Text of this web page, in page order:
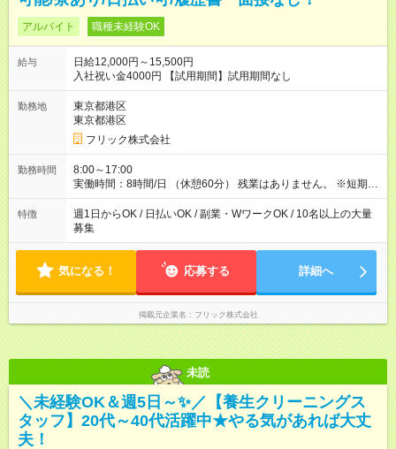
アルバイト 職種未経験OK
給与
日給12,000円～15,500円
入社祝い金4000円 【試用期間】試用期間なし
勤務地
東京都港区
東京都港区
フリック株式会社
勤務時間
8:00～17:00
実働時間：8時間/日 （休憩60分） 残業はありません。 ※短期の
募集は行っておりません。予めご了承くださいませ。
特徴
週1日からOK / 日払いOK / 副業・WワークOK / 10名以上の大量
募集
気になる！ 応募する 詳細へ
掲載元企業名 フリック株式会社
未読
＼未経験OK＆週5日～✨／【養生クリーニングス
タッフ】20代～40代活躍中★やる気があれば大丈
夫！